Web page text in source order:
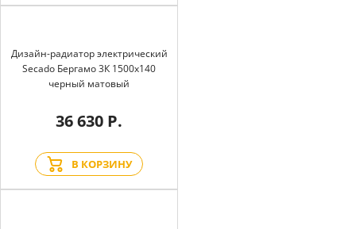
Дизайн-радиатор электрический
Secado Бергамо 3К 1500x140
черный матовый
36 630 Р.
В КОРЗИНУ